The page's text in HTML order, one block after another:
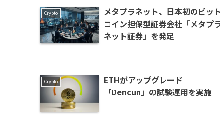
Crypto
メタプラネット、日本初のビッ
コイン担保型証券会社「メタプ
ネット証券」を発足
Crypto
ETHがアップグレード
「Dencun」の試験運用を実施